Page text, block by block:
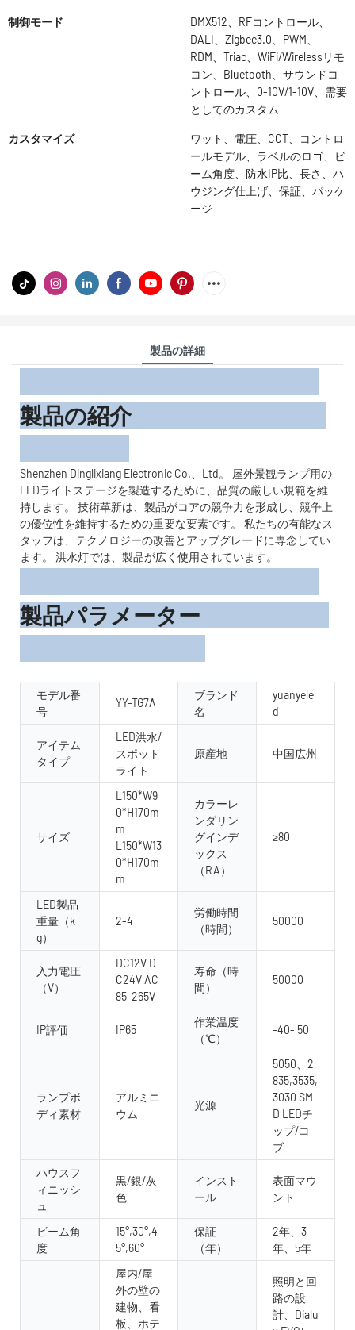
制御モード
DMX512、RFコントロール、
DALI、Zigbee3.0、PWM、
RDM、Triac、WiFi/Wirelessリモ
コン、Bluetooth、サウンドコ
ントロール、0-10V/1-10V、需要
としてのカスタム
カスタマイズ
ワット、電圧、CCT、コントロ
ールモデル、ラベルのロゴ、ビ
ーム角度、防水IP比、長さ、ハ
ウジング仕上げ、保証、パッケ
ージ
製品の詳細
製品の紹介
Shenzhen Dinglixiang Electronic Co.、Ltd。 屋外景観ランプ用の
LEDライトステージを製造するために、品質の厳しい規範を維
持します。 技術革新は、製品がコアの競争力を形成し、競争上
の優位性を維持するための重要な要素です。 私たちの有能なス
タッフは、テクノロジーの改善とアップグレードに専念してい
ます。 洪水灯では、製品が広く使用されています。
製品パラメーター
モデル番
号
YY-TG7A
ブランド
名
yuanyele
d
アイテム
タイプ
LED洪水/
スポット
ライト
原産地 中国広州
サイズ
L150*W9
0*H170m
m
L150*W13
0*H170m
m
カラーレ
ンダリン
グインデ
ックス
（RA）
≥80
LED製品
重量（k
g）
2-4
労働時間
（時間）
50000
入力電圧
（V）
DC12V D
C24V AC
85-265V
寿命（時
間）
50000
IP評価 IP65
作業温度
（℃）
-40- 50
ランプボ
ディ素材
アルミニ
ウム
光源
5050、2
835,3535,
3030 SM
D LEDチ
ップ/コ
ブ
ハウスフ
ィニッシ
ュ
黒/銀/灰
色
インスト
ール
表面マウ
ント
ビーム角
度
15°,30°,4
5°,60°
保証
（年）
2年、3
年、5年
屋内/屋
外の壁の
建物、看
板、ホテ
照明と回
路の設
計、Dialu